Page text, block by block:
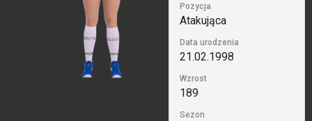
Pozycja
Atakująca
Data urodzenia
21.02.1998
Wzrost
189
Sezon